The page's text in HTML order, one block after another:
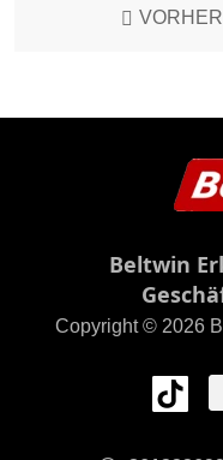
Beltwin
Copyright © 2026